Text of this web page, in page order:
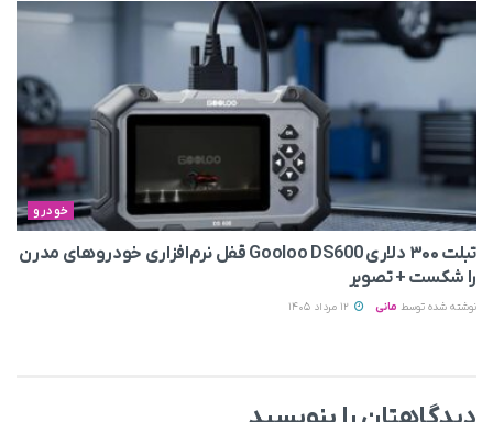
خودرو
تبلت ۳۰۰ دلاری Gooloo DS600 قفل نرم‌افزاری خودروهای مدرن
را شکست + تصویر
نوشته شده توسط مانی